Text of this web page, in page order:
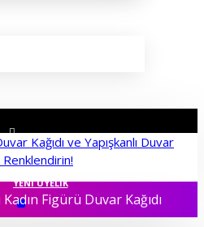
ÜYE GIRIŞI
YENI ÜYELIK
Figürü Duvar Kağıdı